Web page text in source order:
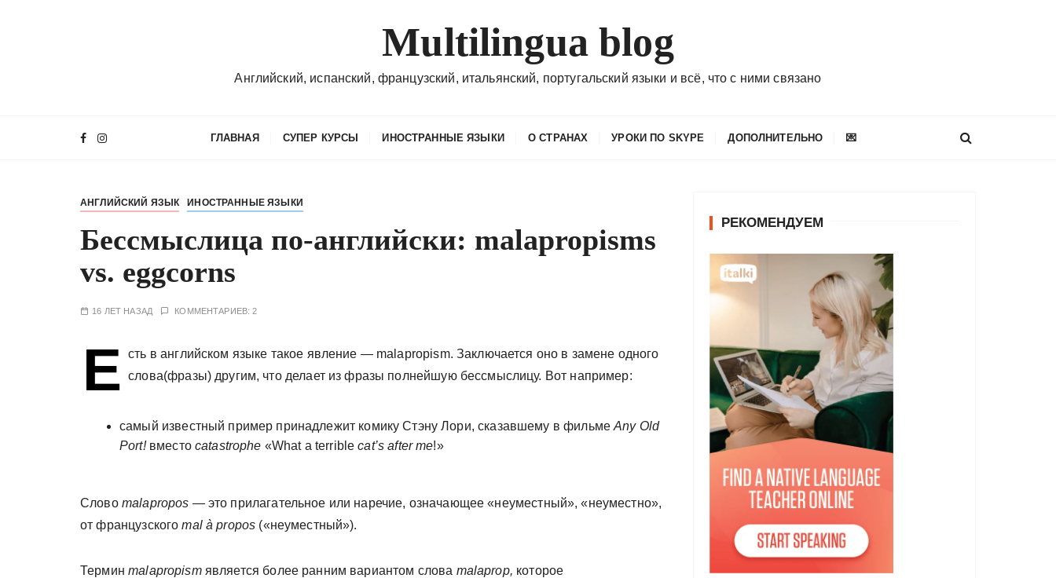
Multilingua blog
Английский, испанский, французский, итальянский, португальский языки и всё, что с ними связано
ГЛАВНАЯ СУПЕР КУРСЫ ИНОСТРАННЫЕ ЯЗЫКИ О СТРАНАХ УРОКИ ПО SKYPE ДОПОЛНИТЕЛЬНО 💌
АНГЛИЙСКИЙ ЯЗЫК ИНОСТРАННЫЕ ЯЗЫКИ
Бессмыслица по-английски: malapropisms
vs. eggcorns
16 ЛЕТ НАЗАД КОММЕНТАРИЕВ: 2
Е сть в английском языке такое явление — malapropism. Заключается оно в замене одного
слова(фразы) другим, что делает из фразы полнейшую бессмыслицу. Вот например:
самый известный пример принадлежит комику Стэну Лори, сказавшему в фильмеAny Old
Port!вместо catastrophe «What a terriblecat’s after me!»
Слово malapropos — это прилагательное или наречие, означающее «неуместный», «неуместно»,
от французскогоmal à propos («неуместный»).
Терминmalapropismявляется более ранним вариантом слова malaprop, которое
РЕКОМЕНДУЕМ